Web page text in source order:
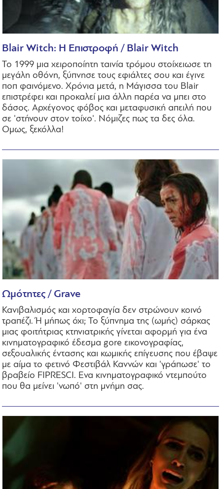
Blair Witch: Η Επιστροφή / Blair Witch
Το 1999 μια χειροποίητη ταινία τρόμου στοίχειωσε τη
μεγάλη οθόνη, ξύπνησε τους εφιάλτες σου και έγινε
ποπ φαινόμενο. Χρόνια μετά, η Μάγισσα του Blair
επιστρέφει και προκαλεί μια άλλη παρέα να μπει στο
δάσος. Αρχέγονος φόβος και μεταφυσική απειλή που
σε 'στήνουν στον τοίχο'. Νόμιζες πως τα δες όλα.
Ομως, ξεκόλλα!
Ωμότητες / Grave
Κανιβαλισμός και χορτοφαγία δεν στρώνουν κοινό
τραπέζι. Ή μήπως όχι; Το ξύπνημα της (ωμής) σάρκας
μιας φοιτήτριας κτηνιατρικής γίνεται αφορμή για ένα
κινηματογραφικό έδεσμα gore εικονογραφίας,
σεξουαλικής έντασης και κωμικής επίγευσης που έβαψε
με αίμα το φετινό Φεστιβάλ Καννών και 'γράπωσε' το
βραβείο FIPRESCI. Ενα κινηματογραφικό ντεμπούτο
που θα μείνει 'νωπό' στη μνήμη σας.